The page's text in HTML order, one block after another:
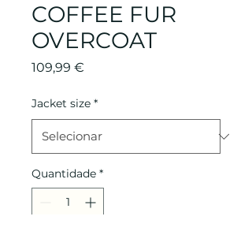
COFFEE FUR
OVERCOAT
109,99 €
Jacket size *
Quantidade *